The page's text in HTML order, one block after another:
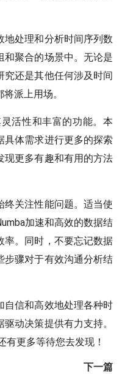
地处理和分析时间序列数
和聚合的场景中。无论是
究还是其他任何涉及时间
派上用场。
活性和丰富的功能。本
具体需求进行更多的探索
现更多有趣和有用的方法
终关注性能问题。适当使
加速和高效的数据结
率。同时，不要忘记数据
步骤对于有效沟通分析结
自信和高效地处理各种时
动决策提供有力支持。
有更多等待您去发现！
下一篇